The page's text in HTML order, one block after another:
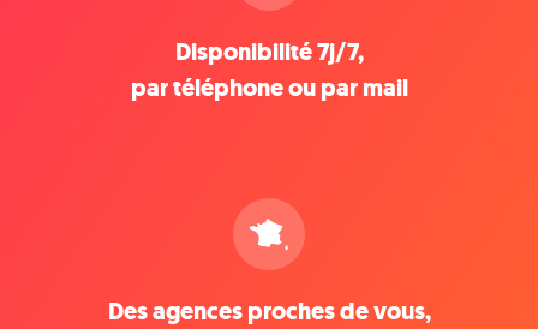
Disponibilité 7j/7,
par téléphone ou par mail
Des agences proches de vous,